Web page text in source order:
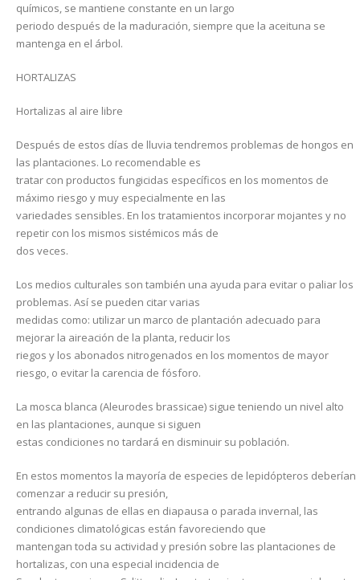
químicos, se mantiene constante en un largo
periodo después de la maduración, siempre que la aceituna se
mantenga en el árbol.
HORTALIZAS
Hortalizas al aire libre
Después de estos días de lluvia tendremos problemas de hongos en
las plantaciones. Lo recomendable es
tratar con productos fungicidas específicos en los momentos de
máximo riesgo y muy especialmente en las
variedades sensibles. En los tratamientos incorporar mojantes y no
repetir con los mismos sistémicos más de
dos veces.
Los medios culturales son también una ayuda para evitar o paliar los
problemas. Así se pueden citar varias
medidas como: utilizar un marco de plantación adecuado para
mejorar la aireación de la planta, reducir los
riegos y los abonados nitrogenados en los momentos de mayor
riesgo, o evitar la carencia de fósforo.
La mosca blanca (Aleurodes brassicae) sigue teniendo un nivel alto
en las plantaciones, aunque si siguen
estas condiciones no tardará en disminuir su población.
En estos momentos la mayoría de especies de lepidópteros deberían
comenzar a reducir su presión,
entrando algunas de ellas en diapausa o parada invernal, las
condiciones climatológicas están favoreciendo que
mantengan toda su actividad y presión sobre las plantaciones de
hortalizas, con una especial incidencia de